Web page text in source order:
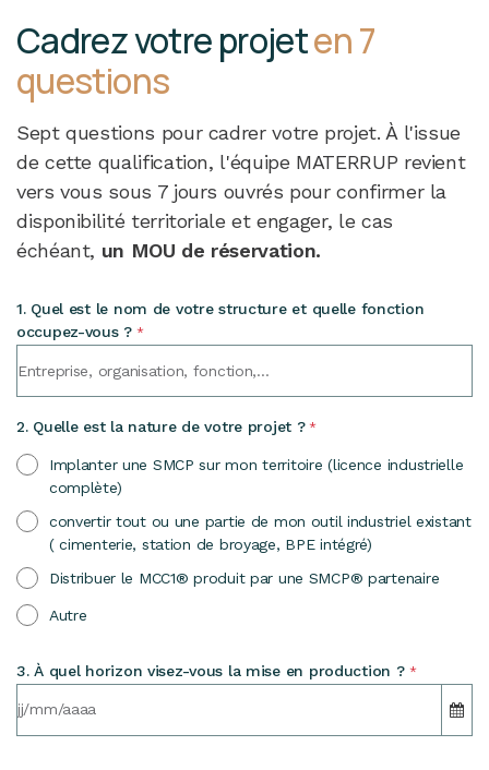
Cadrez votre projeten 7
questions
Sept questions pour cadrer votre projet. À l'issue
de cette qualification, l'équipe MATERRUP revient
vers vous sous 7 jours ouvrés pour confirmer la
disponibilité territoriale et engager, le cas
échéant, un MOU de réservation.
1. Quel est le nom de votre structure et quelle fonction
occupez-vous ? *
2. Quelle est la nature de votre projet ?*
Implanter une SMCP sur mon territoire (licence industrielle
complète)
convertir tout ou une partie de mon outil industriel existant
( cimenterie, station de broyage, BPE intégré)
Distribuer le MCC1® produit par une SMCP® partenaire
Autre
3. À quel horizon visez-vous la mise en production ?*